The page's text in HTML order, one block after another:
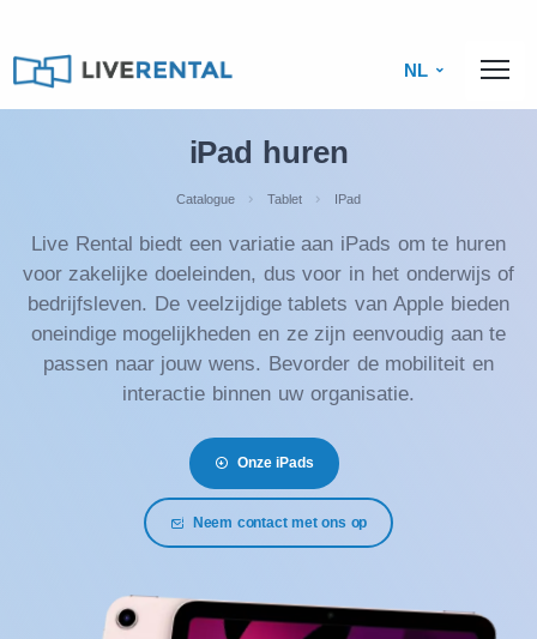
NL
iPad huren
Catalogue Tablet IPad
Live Rental biedt een variatie aan iPads om te huren
voor zakelijke doeleinden, dus voor in het onderwijs of
bedrijfsleven. De veelzijdige tablets van Apple bieden
oneindige mogelijkheden en ze zijn eenvoudig aan te
passen naar jouw wens. Bevorder de mobiliteit en
interactie binnen uw organisatie.
Onze iPads
Neem contact met ons op